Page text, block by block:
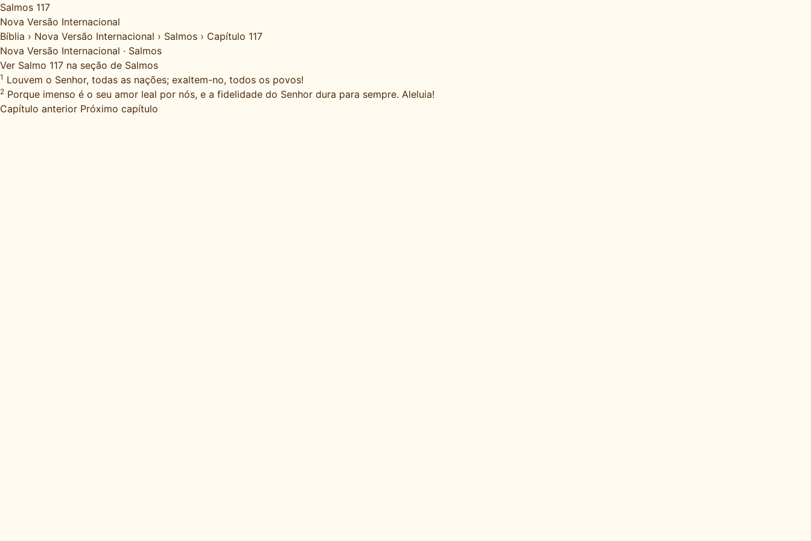
Salmos 117
Nova Versão Internacional
Bíblia › Nova Versão Internacional › Salmos › Capítulo 117
Nova Versão Internacional · Salmos
Ver Salmo 117 na seção de Salmos
1 Louvem o Senhor, todas as nações; exaltem-no, todos os povos!
2 Porque imenso é o seu amor leal por nós, e a fidelidade do Senhor dura para sempre. Aleluia!
Capítulo anterior Próximo capítulo